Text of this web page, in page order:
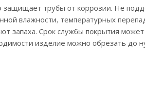
защищает трубы от коррозии. Не
влажности, температурных
запаха. Срок службы покрытия может
изделие можно обрезать до